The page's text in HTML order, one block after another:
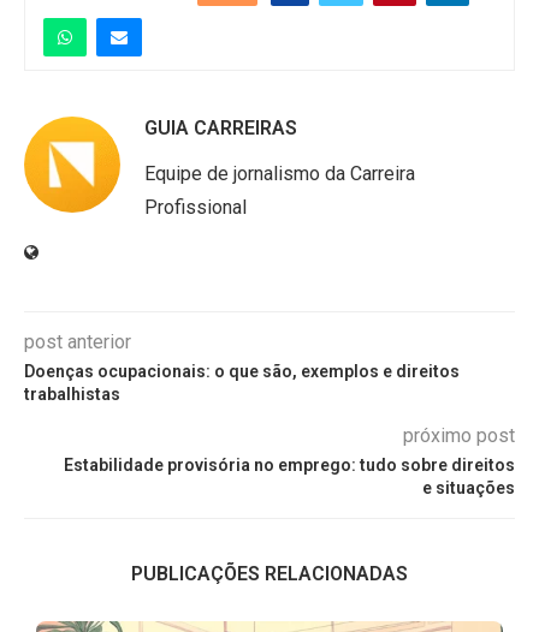
GUIA CARREIRAS
Equipe de jornalismo da Carreira
Profissional
post anterior
Doenças ocupacionais: o que são, exemplos e direitos
trabalhistas
próximo post
Estabilidade provisória no emprego: tudo sobre direitos
e situações
PUBLICAÇÕES RELACIONADAS